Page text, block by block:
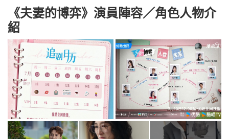
《夫妻的博弈》演員陣容／角色人物介
紹